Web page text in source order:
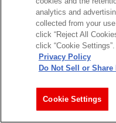
analytics and
collected from your
click “Reject All
click “Cookie Settings”.
Privacy Policy
Do Not Sell or
Cookie Settings